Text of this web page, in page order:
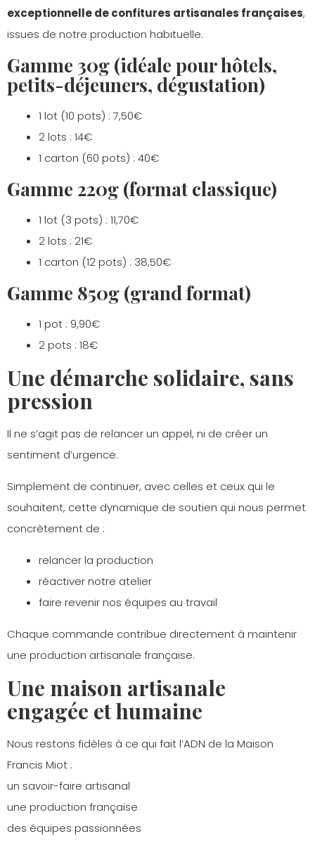
exceptionnelle de confitures artisanales françaises,
issues de notre production habituelle.
Gamme 30g (idéale pour hôtels,
petits-déjeuners, dégustation)
1 lot (10 pots) : 7,50€
2 lots : 14€
1 carton (60 pots) : 40€
Gamme 220g (format classique)
1 lot (3 pots) : 11,70€
2 lots : 21€
1 carton (12 pots) : 38,50€
Gamme 850g (grand format)
1 pot : 9,90€
2 pots : 18€
Une démarche solidaire, sans
pression
Il ne s’agit pas de relancer un appel, ni de créer un
sentiment d’urgence.
Simplement de continuer, avec celles et ceux qui le
souhaitent, cette dynamique de soutien qui nous permet
concrètement de :
relancer la production
réactiver notre atelier
faire revenir nos équipes au travail
Chaque commande contribue directement à maintenir
une production artisanale française.
Une maison artisanale
engagée et humaine
Nous restons fidèles à ce qui fait l’ADN de la Maison
Francis Miot :
un savoir-faire artisanal
une production française
des équipes passionnées